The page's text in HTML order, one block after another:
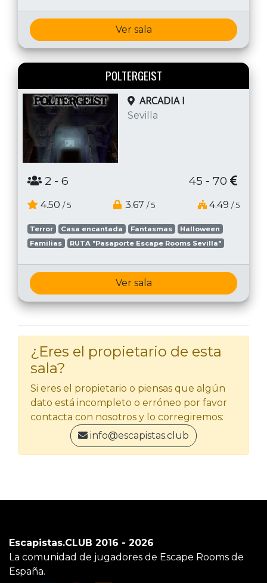
Ver sala
POLTERGEIST
ARCADIA I
Sevilla
2 - 6 45 - 70
4.50 / 5 3.67 / 5 4.49 / 5
Terror Casa encantada Fantasmas
Halloween
Familias
RUTA "Pasaporte Escape Rooms Sevilla"
Ver sala
¿Eres el propietario de esta
sala?
Si eres el propietario o piensas que algún
dato está incompleto o erróneo por favor
contacta con nosotros y lo corregiremos:
info@escapistas.club
Escapistas.CLUB 2016 - 2026
La comunidad de jugadores de Escape Rooms de
España.